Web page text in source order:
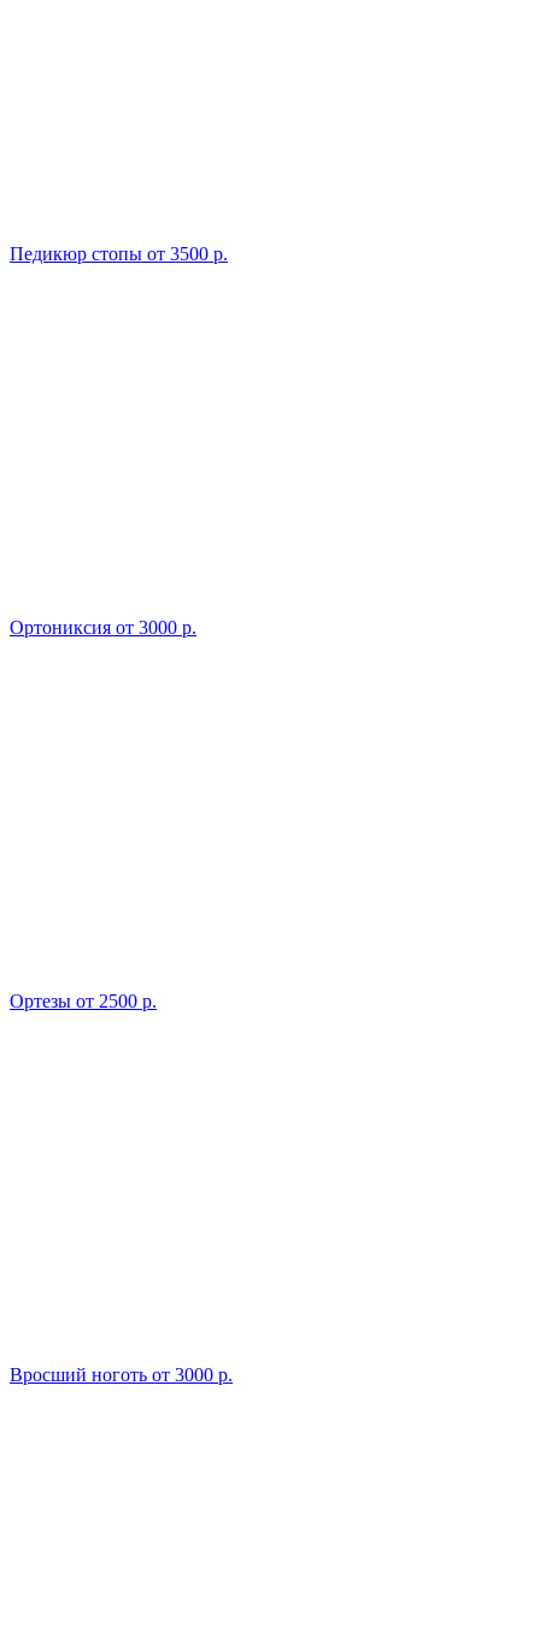
Педикюр стопы от 3500 р.
Ортониксия от 3000 р.
Ортезы от 2500 р.
Вросший ноготь от 3000 р.